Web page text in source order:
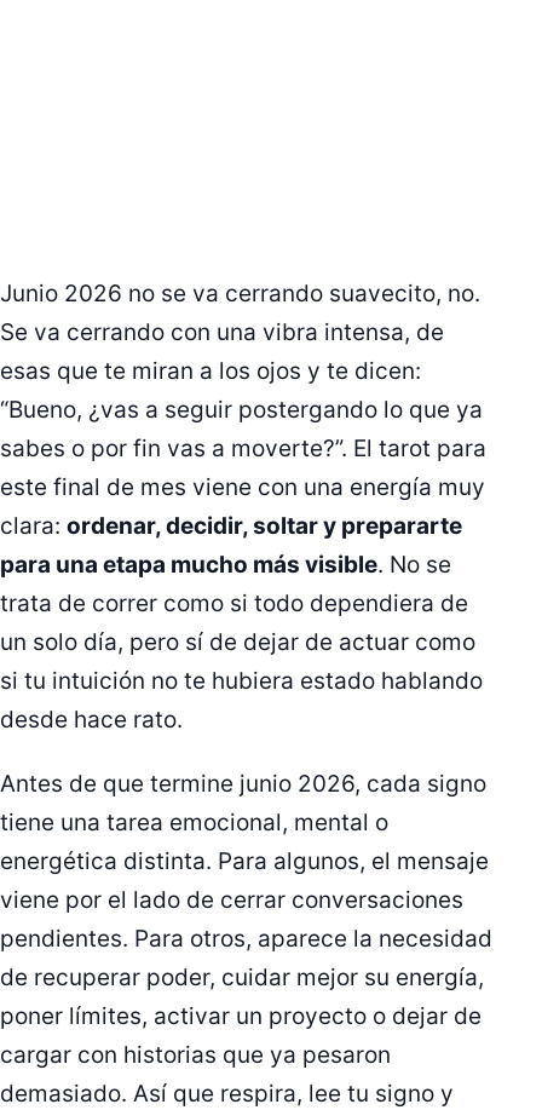
Junio 2026 no se va cerrando suavecito, no.
Se va cerrando con una vibra intensa, de
esas que te miran a los ojos y te dicen:
“Bueno, ¿vas a seguir postergando lo que ya
sabes o por fin vas a moverte?”. El tarot para
este final de mes viene con una energía muy
clara: ordenar, decidir, soltar y prepararte
para una etapa mucho más visible. No se
trata de correr como si todo dependiera de
un solo día, pero sí de dejar de actuar como
si tu intuición no te hubiera estado hablando
desde hace rato.
Antes de que termine junio 2026, cada signo
tiene una tarea emocional, mental o
energética distinta. Para algunos, el mensaje
viene por el lado de cerrar conversaciones
pendientes. Para otros, aparece la necesidad
de recuperar poder, cuidar mejor su energía,
poner límites, activar un proyecto o dejar de
cargar con historias que ya pesaron
demasiado. Así que respira, lee tu signo y